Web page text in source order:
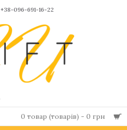
+38-096-691-16-22
0 товар (товарів) - 0 грн